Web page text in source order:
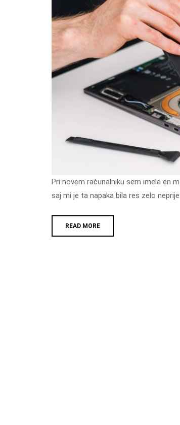
Pri novem računalniku sem imela en manjši problem, ki pa ga nikakor nisem znala odpraviti. Res mi je bilo nadležno,
saj mi je ta napaka bila res zelo
READ MORE